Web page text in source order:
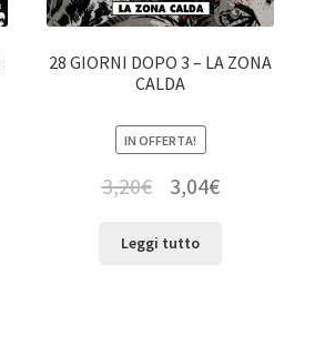
28 GIORNI DOPO 3 – LA ZONA
CALDA
IN OFFERTA!
3,20€ 3,04€
Leggi tutto